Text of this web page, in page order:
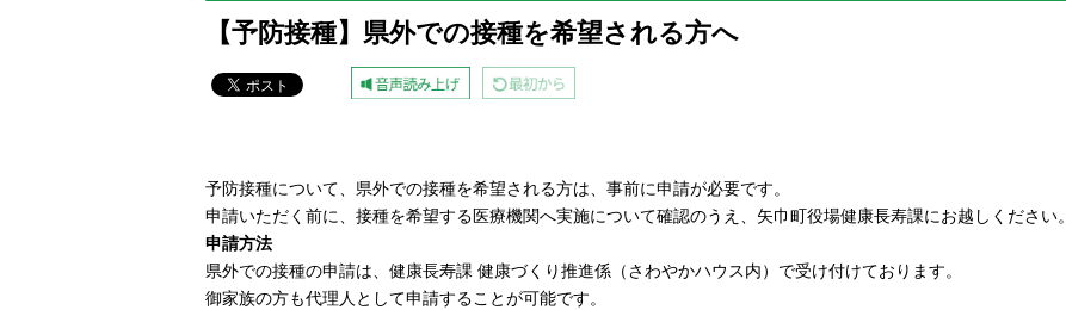
【予防接種】県外での接種を希望される方へ
予防接種について、県外での接種を希望される方は、事前に申請が必要です。
申請いただく前に、接種を希望する医療機関へ実施について確認のうえ、矢巾町役場健康長寿課にお越しください。
申請方法
県外での接種の申請は、健康長寿課 健康づくり推進係（さわやかハウス内）で受け付けております。
御家族の方も代理人として申請することが可能です。